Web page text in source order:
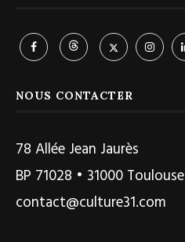
NOUS CONTACTER
78 Allée Jean Jaurès
BP 71028 • 31000 Toulouse
contact@culture31.com